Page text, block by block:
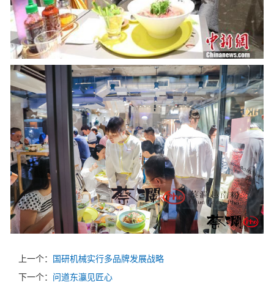
上一个：
国研机械实行多品牌发展战略
下一个： 问道东灜见匠心